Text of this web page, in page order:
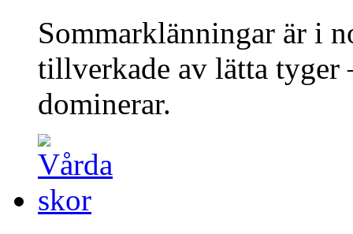
Sommarklänningar är i
tillverkade av lätta tyger
dominerar.